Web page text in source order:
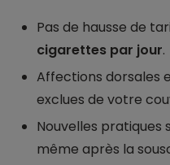
Pas de hausse de
cigarettes par jour.
Affections dorsales
exclues de votre
Nouvelles pratiques
même après la